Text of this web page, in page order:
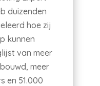
duizenden
hoe zij
kunnen
van meer
meer
en 51.000